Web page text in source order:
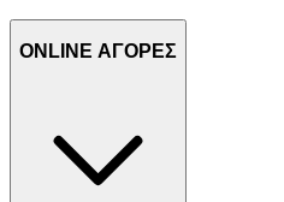
ONLINE ΑΓΟΡΕΣ